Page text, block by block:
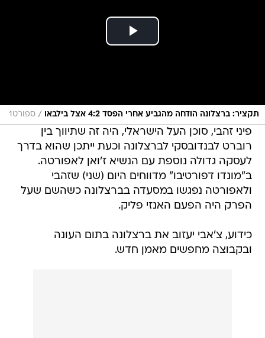
תקציר: ברצלונה הודחה מהגביע אחרי הפסד 4:2 אצל בילבאו / ספורט1
פיני זהבי, סוכן העל הישראלי, היה זה שתיווך בין
רוברט לבנדובסקי לברצלונה וכעת ייתכן שהוא בדרך
לעסקה גדולה נוספת עם הנשיא ז'ואן לאפורטה.
ב"מונדו דפורטיבו" מדווחים היום (שני) שזהבי
ולאפורטה נפגשו במסעדה בברצלונה כשהשם שעל
הפרק היה הפעם האנזי פליק.
כידוע, צ'אבי יעזוב את ברצלונה בתום העונה
ובקבוצה מחפשים מאמן חדש.